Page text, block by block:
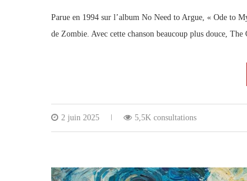
Parue en 1994 sur l’album No Need to Argue, « Ode to
de Zombie. Avec cette chanson beaucoup plus douce,
2 juin 2025 5,5K consultations